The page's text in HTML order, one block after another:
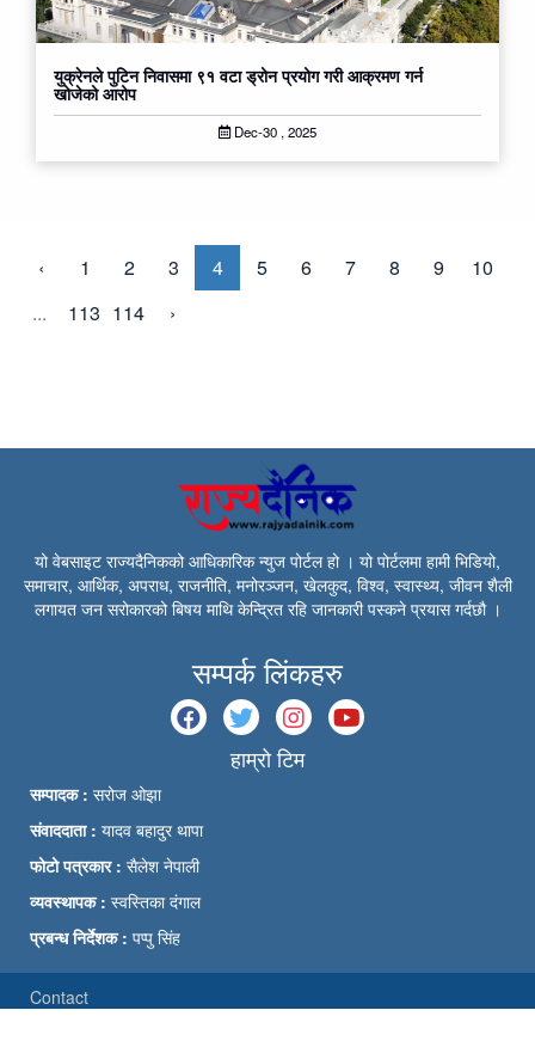
युक्रेनले पुटिन​ निवास​मा ९१ वटा ड्रोन प्रयोग गरी आक्रमण गर्न
खोजेको आरोप​
Dec-30 , 2025
‹ 1 2 3 4 5 6 7 8 9
10
...
113 114 ›
यो वेबसाइट राज्यदैनिकको आधिकारिक न्युज पोर्टल हो । यो पोर्टलमा हामी भिडियो,
समाचार, आर्थिक, अपराध, राजनीति, मनोरञ्जन, खेलकुद, विश्व, स्वास्थ्य, जीवन शैली
लगायत जन सरोकारको बिषय माथि केन्द्रित रहि जानकारी पस्कने प्रयास गर्दछौ ।
सम्पर्क लिंकहरु
हाम्रो टिम
सम्पादक : सरोज ओझा
संवाददाता : यादव बहादुर थापा
फोटो पत्रकार : सैलेश नेपाली
व्यवस्थापक : स्वस्तिका दंगाल
प्रबन्ध निर्देशक : पप्पु सिंह
Contact